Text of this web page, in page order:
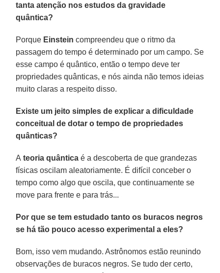
tanta atenção nos estudos da gravidade
quântica?
Porque Einstein compreendeu que o ritmo da
passagem do tempo é determinado por um campo. Se
esse campo é quântico, então o tempo deve ter
propriedades quânticas, e nós ainda não temos ideias
muito claras a respeito disso.
Existe um jeito simples de explicar a dificuldade
conceitual de dotar o tempo de propriedades
quânticas?
A teoria quântica é a descoberta de que grandezas
físicas oscilam aleatoriamente. É difícil conceber o
tempo como algo que oscila, que continuamente se
move para frente e para trás...
Por que se tem estudado tanto os buracos negros
se há tão pouco acesso experimental a eles?
Bom, isso vem mudando. Astrônomos estão reunindo
observações de buracos negros. Se tudo der certo,